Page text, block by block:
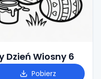
Dzień Wiosny 6
Pobierz